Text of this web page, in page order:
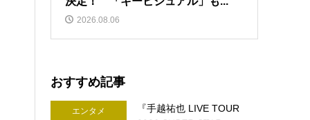
2026.08.06
おすすめ記事
エンタメ
『手越祐也 LIVE TOUR